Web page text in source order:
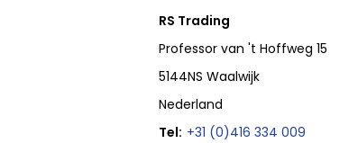
RS Trading
Professor van 't Hoffweg 15
5144NS Waalwijk
Nederland
Tel: +31 (0)416 334 009